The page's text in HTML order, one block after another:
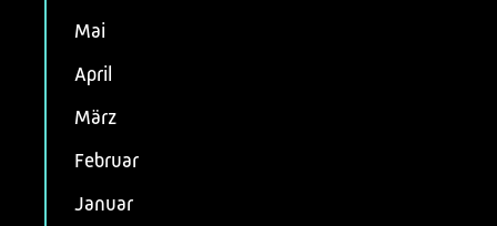
Mai
April
März
Februar
Januar